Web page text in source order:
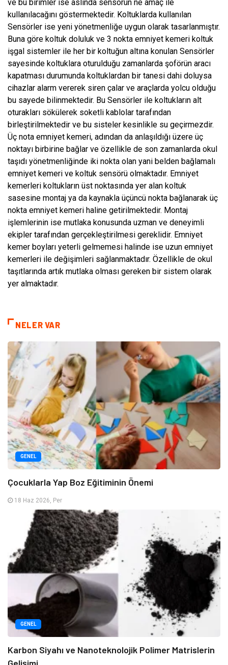
ve bu birimler ise aslında sensörün ne amaç ile
kullanılacağını göstermektedir. Koltuklarda kullanılan
Sensörler ise yeni yönetmenliğe uygun olarak tasarlanmıştır.
Buna göre koltuk doluluk ve 3 nokta emniyet kemeri koltuk
işgal sistemler ile her bir koltuğun altına konulan Sensörler
sayesinde koltuklara oturulduğu zamanlarda şoförün aracı
kapatması durumunda koltuklardan bir tanesi dahi doluysa
cihazlar alarm vererek siren çalar ve araçlarda yolcu olduğu
bu sayede bilinmektedir. Bu Sensörler ile koltukların alt
oturakları sökülerek soketli kablolar tarafından
birleştirilmektedir ve bu sisteler kesinlikle su geçirmezdir.
Üç nota emniyet kemeri, adından da anlaşıldığı üzere üç
noktayı birbirine bağlar ve özellikle de son zamanlarda okul
taşıdı yönetmenliğinde iki nokta olan yani belden bağlamalı
emniyet kemeri ve koltuk sensörü olmaktadır. Emniyet
kemerleri koltukların üst noktasında yer alan koltuk
sasesine montaj ya da kaynakla üçüncü nokta bağlanarak üç
nokta emniyet kemeri haline getirilmektedir. Montaj
işlemlerinin ise mutlaka konusunda uzman ve deneyimli
ekipler tarafından gerçekleştirilmesi gereklidir. Emniyet
kemer boyları yeterli gelmemesi halinde ise uzun emniyet
kemerleri ile değişimleri sağlanmaktadır. Özellikle de okul
taşıtlarında artık mutlaka olması gereken bir sistem olarak
yer almaktadır.
NELER VAR
GENEL
Çocuklarla Yap Boz Eğitiminin Önemi
18 Haz 2026, Per
GENEL
Karbon Siyahı ve Nanoteknolojik Polimer Matrislerin